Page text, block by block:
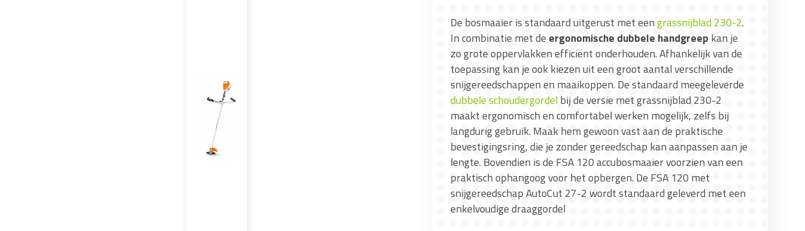
De bosmaaier is standaard uitgerust met eengrassnijblad 230-2.
In combinatie met de ergonomische dubbele handgreep kan je
zo grote oppervlakken efficiënt onderhouden. Afhankelijk van de
toepassing kan je ook kiezen uit een groot aantal verschillende
snijgereedschappen en maaikoppen. De standaard meegeleverde
dubbele schoudergordelbij de versie met grassnijblad 230-2
maakt ergonomisch en comfortabel werken mogelijk, zelfs bij
langdurig gebruik. Maak hem gewoon vast aan de praktische
bevestigingsring, die je zonder gereedschap kan aanpassen aan je
lengte. Bovendien is de FSA 120 accubosmaaier voorzien van een
praktisch ophangoog voor het opbergen. De FSA 120 met
snijgereedschap AutoCut 27-2 wordt standaard geleverd met een
enkelvoudige draaggordel